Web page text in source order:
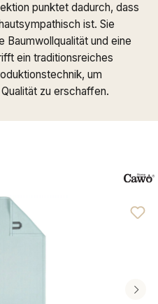
punktet dadurch, dass
ist. Sie
und eine
ein traditionsreiches
um
zu erschaffen.
5 von 5 Sternen